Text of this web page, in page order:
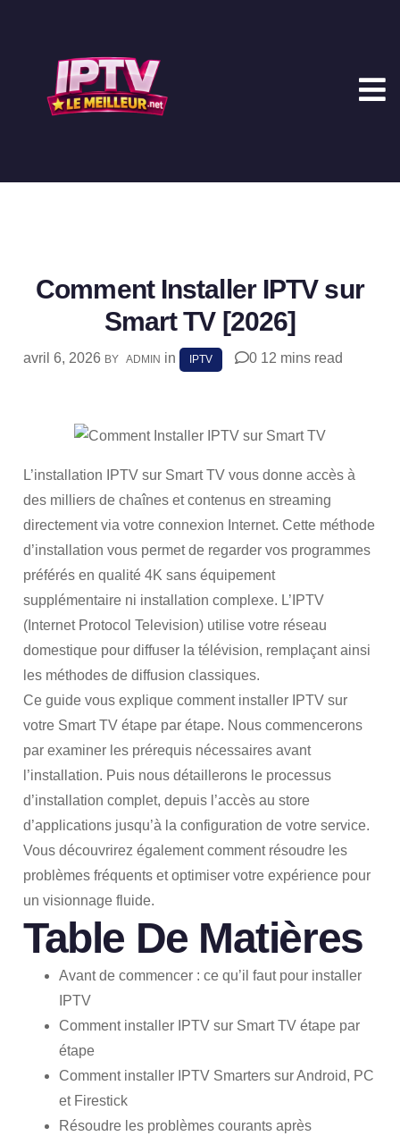
Comment Installer IPTV sur
Smart TV [2026]
avril 6, 2026 BY ADMIN in IPTV 0 12 mins read
L’installation IPTV sur Smart TV vous donne accès à
des milliers de chaînes et contenus en streaming
directement via votre connexion Internet. Cette méthode
d’installation vous permet de regarder vos programmes
préférés en qualité 4K sans équipement
supplémentaire ni installation complexe. L’IPTV
(Internet Protocol Television) utilise votre réseau
domestique pour diffuser la télévision, remplaçant ainsi
les méthodes de diffusion classiques.
Ce guide vous explique comment installer IPTV sur
votre Smart TV étape par étape. Nous commencerons
par examiner les prérequis nécessaires avant
l’installation. Puis nous détaillerons le processus
d’installation complet, depuis l’accès au store
d’applications jusqu’à la configuration de votre service.
Vous découvrirez également comment résoudre les
problèmes fréquents et optimiser votre expérience pour
un visionnage fluide.
Table De Matières
Avant de commencer : ce qu’il faut pour installer
IPTV
Comment installer IPTV sur Smart TV étape par
étape
Comment installer IPTV Smarters sur Android, PC
et Firestick
Résoudre les problèmes courants après